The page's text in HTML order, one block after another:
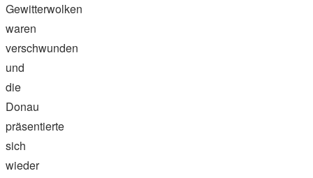
Gewitterwolken
waren
verschwunden
und
die
Donau
präsentierte
sich
wieder